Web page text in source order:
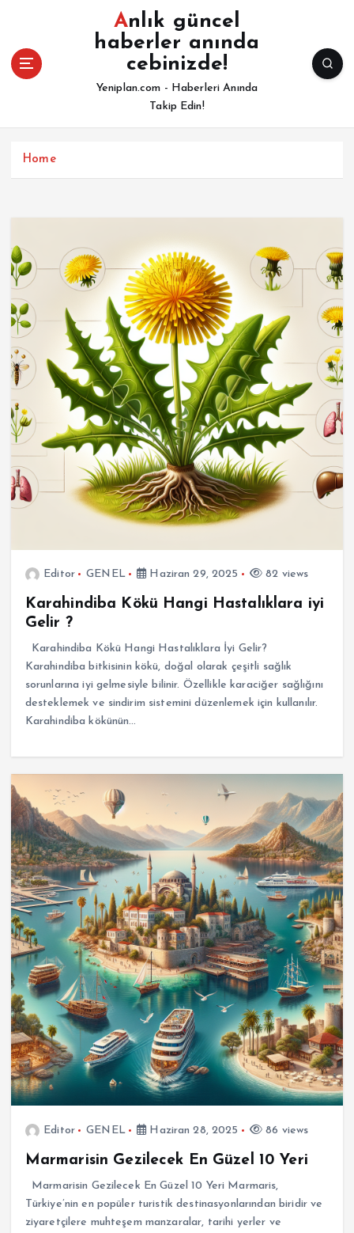
Anlık güncel
haberler anında
cebinizde!
Yeniplan.com - Haberleri Anında
Takip Edin!
Home
Editor GENEL Haziran 29, 2025 82 views
Karahindiba Kökü Hangi Hastalıklara iyi
Gelir ?
Karahindiba Kökü Hangi Hastalıklara İyi Gelir?
Karahindiba bitkisinin kökü, doğal olarak çeşitli sağlık
sorunlarına iyi gelmesiyle bilinir. Özellikle karaciğer sağlığını
desteklemek ve sindirim sistemini düzenlemek için kullanılır.
Karahindiba kökünün…
Editor GENEL Haziran 28, 2025 86 views
Marmarisin Gezilecek En Güzel 10 Yeri
Marmarisin Gezilecek En Güzel 10 Yeri Marmaris,
Türkiye’nin en popüler turistik destinasyonlarından biridir ve
ziyaretçilere muhteşem manzaralar, tarihi yerler ve